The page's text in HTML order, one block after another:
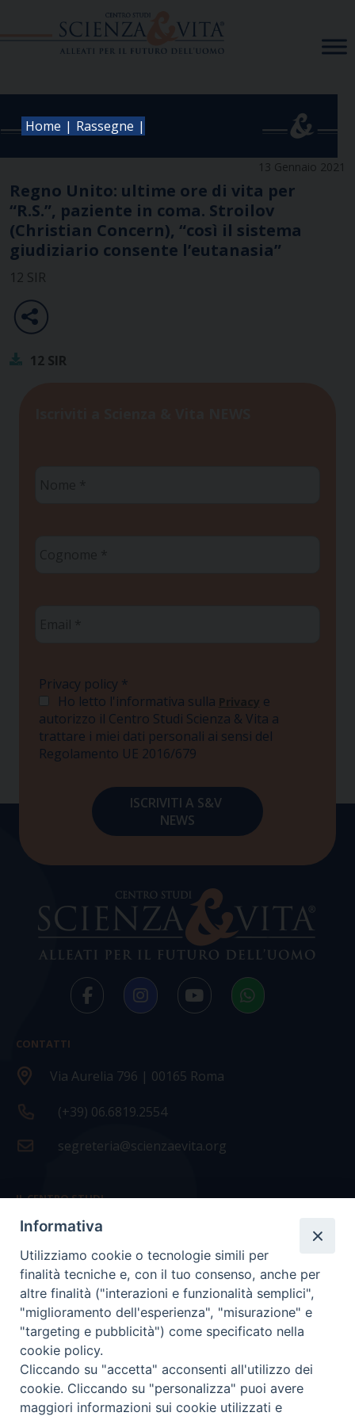
Home | Rassegne |
13 Gennaio 2021
Regno Unito: ultime ore di vita per
“R.S.”, paziente in coma. Stroilov
(Christian Concern), “così il sistema
giudiziario consente l’eutanasia”
12 SIR
12 SIR
Privacy policy *
Ho letto l'informativa sulla Privacy e
autorizzo il Centro Studi Scienza & Vita a
trattare i miei dati personali ai sensi del
Regolamento UE 2016/679
CONTATTI
Via Aurelia 796 | 00165 Roma
(+39) 06.6819.2554
segreteria@scienzaevita.org
IL CENTRO STUDI
La nostra storia
Statuto
Presidenza e ufficio presidenza
Consiglio scientifico
Coordinamento nazionale
Informativa
Utilizziamo cookie o tecnologie simili per
finalità tecniche e, con il tuo consenso, anche per
altre finalità ("interazioni e funzionalità semplici",
"miglioramento dell'esperienza", "misurazione" e
"targeting e pubblicità") come specificato nella
cookie policy.
Cliccando su "accetta" acconsenti all'utilizzo dei
cookie. Cliccando su "personalizza" puoi avere
maggiori informazioni sui cookie utilizzati e